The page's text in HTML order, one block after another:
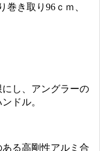
巻き取り96ｃｍ、
し、アングラーの
ドル。
る高剛性アルミ合